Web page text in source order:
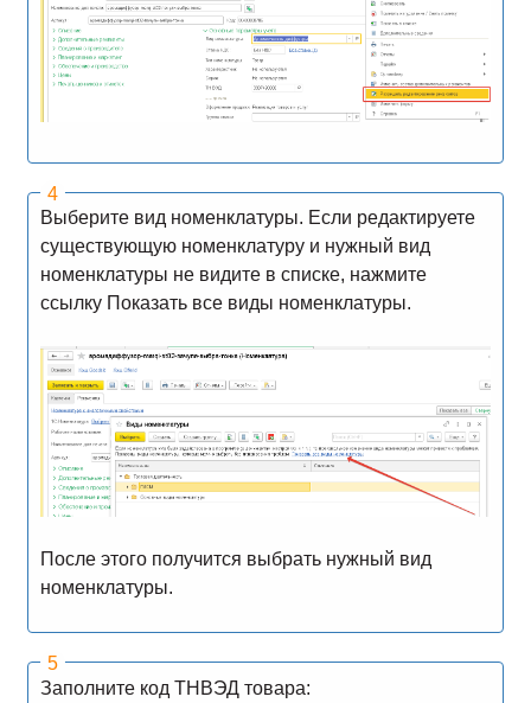
Выберите вид номенклатуры. Если редактируете
существующую номенклатуру и нужный вид
номенклатуры не видите в списке, нажмите
ссылку Показать все виды номенклатуры.
После этого получится выбрать нужный вид
номенклатуры.
Заполните код ТНВЭД товара: